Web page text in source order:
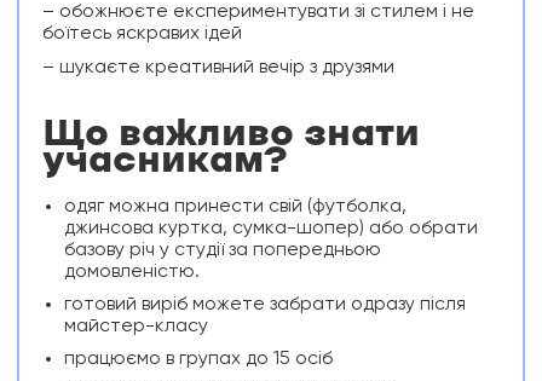
– обожнюєте експериментувати зі стилем і не
боїтесь яскравих ідей
– шукаєте креативний вечір з друзями
Що важливо знати
учасникам?
одяг можна принести свій (футболка,
джинсова куртка, сумка-шопер) або обрати
базову річ у студії за попередньою
домовленістю.
готовий виріб можете забрати одразу після
майстер-класу
працюємо в групах до 15 осіб